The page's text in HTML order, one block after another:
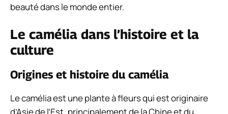
beauté dans le monde entier.
Le camélia dans l’histoire et la
culture
Origines et histoire du camélia
Le camélia est une plante à fleurs qui est originaire